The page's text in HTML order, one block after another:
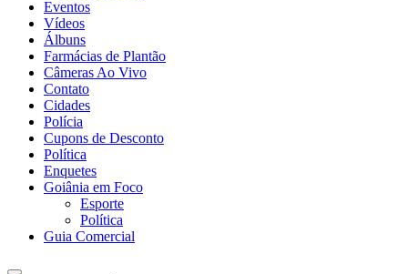
Eventos
Vídeos
Álbuns
Farmácias de Plantão
Câmeras Ao Vivo
Contato
Cidades
Polícia
Cupons de Desconto
Política
Enquetes
Goiânia em Foco
Esporte
Política
Guia Comercial